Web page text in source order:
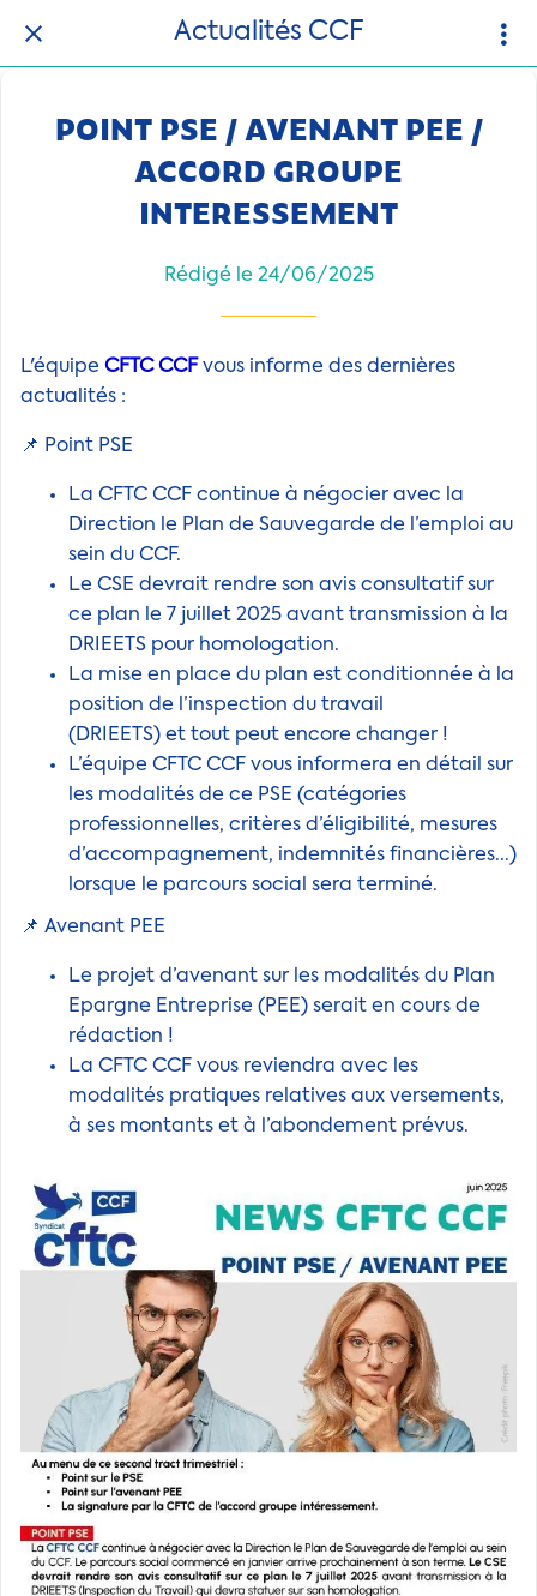
Actualités CCF
POINT PSE / AVENANT PEE /
ACCORD GROUPE
INTERESSEMENT
Rédigé le 24/06/2025
L'équipe CFTC CCFvous informe des dernières
actualités :
📌 Point PSE
La CFTC CCF continue à négocier avec la
Direction le Plan de Sauvegarde de l’emploi au
sein du CCF.
Le CSE devrait rendre son avis consultatif sur
ce plan le 7 juillet 2025 avant transmission à la
DRIEETS pour homologation.
La mise en place du plan est conditionnée à la
position de l’inspection du travail
(DRIEETS) et tout peut encore changer !
L’équipe CFTC CCF vous informera en détail sur
les modalités de ce PSE (catégories
professionnelles, critères d’éligibilité, mesures
d’accompagnement, indemnités financières...)
lorsque le parcours social sera terminé.
📌 Avenant PEE
Le projet d’avenant sur les modalités du Plan
Epargne Entreprise (PEE) serait en cours de
rédaction !
La CFTC CCF vous reviendra avec les
modalités pratiques relatives aux versements,
à ses montants et à l’abondement prévus.